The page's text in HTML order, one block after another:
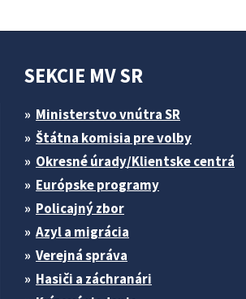
SEKCIE MV SR
Ministerstvo vnútra SR
Štátna komisia pre volby
Okresné úrady/Klientske centrá
Európske programy
Policajný zbor
Azyl a migrácia
Verejná správa
Hasiči a záchranári